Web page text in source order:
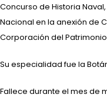
Concurso de Historia
Nacional en la anexión de
Corporación del
Su especialidad fue la
Fallece durante el mes de